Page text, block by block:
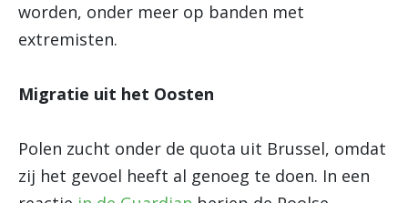
worden, onder meer op banden met
extremisten.
Migratie uit het Oosten
Polen zucht onder de quota uit Brussel, omdat
zij het gevoel heeft al genoeg te doen. In een